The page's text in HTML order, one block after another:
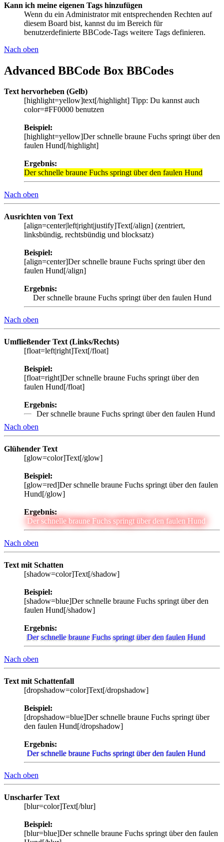
Kann ich meine eigenen Tags hinzufügen
Wenn du ein Administrator mit entsprechenden Rechten auf
diesem Board bist, kannst du im Bereich für
benutzerdefinierte BBCode-Tags weitere Tags definieren.
Nach oben
Advanced BBCode Box BBCodes
Text hervorheben (Gelb)
[highlight=yellow]text[/highlight] Tipp: Du kannst auch
color=#FF0000 benutzen
Beispiel:
[highlight=yellow]Der schnelle braune Fuchs springt über den
faulen Hund[/highlight]
Ergebnis:
Der schnelle braune Fuchs springt über den faulen Hund
Nach oben
Ausrichten von Text
[align=center|left|right|justify]Text[/align] (zentriert,
linksbündig, rechtsbündig und blocksatz)
Beispiel:
[align=center]Der schnelle braune Fuchs springt über den
faulen Hund[/align]
Ergebnis:
Der schnelle braune Fuchs springt über den faulen Hund
Nach oben
Umfließender Text (Links/Rechts)
[float=left|right]Text[/float]
Beispiel:
[float=right]Der schnelle braune Fuchs springt über den
faulen Hund[/float]
Ergebnis:
Der schnelle braune Fuchs springt über den faulen Hund
Nach oben
Glühender Text
[glow=color]Text[/glow]
Beispiel:
[glow=red]Der schnelle braune Fuchs springt über den faulen
Hund[/glow]
Ergebnis:
Der schnelle braune Fuchs springt über den faulen Hund
Nach oben
Text mit Schatten
[shadow=color]Text[/shadow]
Beispiel:
[shadow=blue]Der schnelle braune Fuchs springt über den
faulen Hund[/shadow]
Ergebnis:
Der schnelle braune Fuchs springt über den faulen Hund
Nach oben
Text mit Schattenfall
[dropshadow=color]Text[/dropshadow]
Beispiel:
[dropshadow=blue]Der schnelle braune Fuchs springt über
den faulen Hund[/dropshadow]
Ergebnis:
Der schnelle braune Fuchs springt über den faulen Hund
Nach oben
Unscharfer Text
[blur=color]Text[/blur]
Beispiel:
[blur=blue]Der schnelle braune Fuchs springt über den faulen